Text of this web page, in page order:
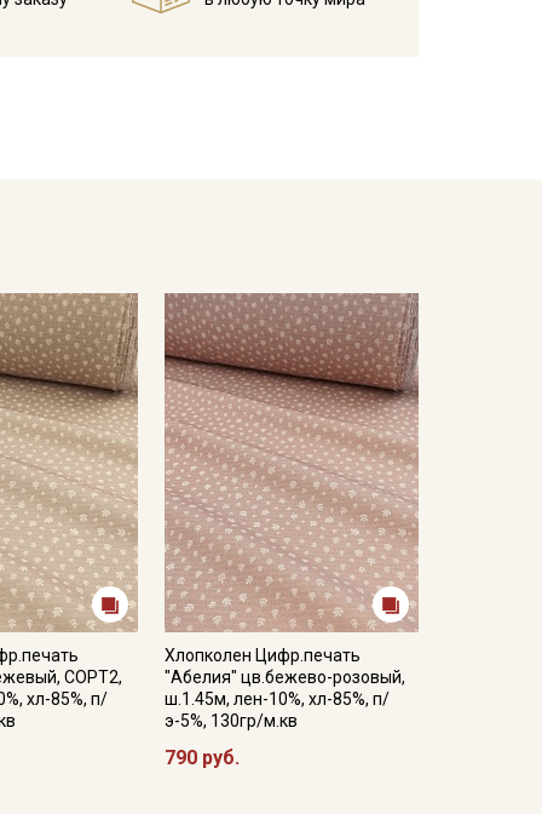
СОРТ2,
хл-85%, п/
Хлопколен Цифр.печать
"Абелия" цв.бежево-розовый,
ш.1.45м, лен-10%, хл-85%, п/
э-5%, 130гр/м.кв
790 руб.